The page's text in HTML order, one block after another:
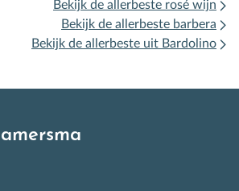
Bekijk de allerbeste rosé wijn
Bekijk de allerbeste barbera
Bekijk de allerbeste uit Bardolino